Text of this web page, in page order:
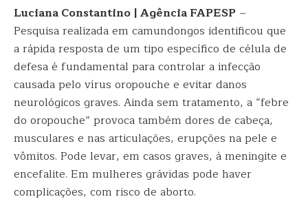
Luciana Constantino | Agência FAPESP –
Pesquisa realizada em camundongos identificou que
a rápida resposta de um tipo específico de célula de
defesa é fundamental para controlar a infecção
causada pelo vírus oropouche e evitar danos
neurológicos graves. Ainda sem tratamento, a “febre
do oropouche” provoca também dores de cabeça,
musculares e nas articulações, erupções na pele e
vômitos. Pode levar, em casos graves, à meningite e
encefalite. Em mulheres grávidas pode haver
complicações, com risco de aborto.